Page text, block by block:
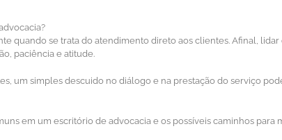
quando se trata do atendimento direto aos clientes. Afinal,
paciência e atitude.
um simples descuido no diálogo e na prestação do serviço
em um escritório de advocacia e os possíveis caminhos para